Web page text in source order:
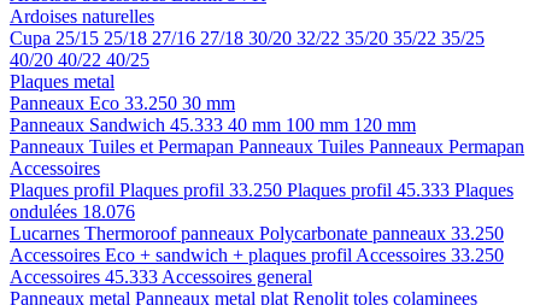
Ardoises naturelles
Cupa 25/15 25/18 27/16 27/18 30/20 32/22 35/20 35/22 35/25
40/20 40/22 40/25
Plaques metal
Panneaux Eco 33.250 30 mm
Panneaux Sandwich 45.333 40 mm 100 mm 120 mm
Panneaux Tuiles et Permapan Panneaux Tuiles Panneaux Permapan
Accessoires
Plaques profil Plaques profil 33.250 Plaques profil 45.333 Plaques
ondulées 18.076
Lucarnes Thermoroof panneaux Polycarbonate panneaux 33.250
Accessoires Eco + sandwich + plaques profil Accessoires 33.250
Accessoires 45.333 Accessoires general
Panneaux metal Panneaux metal plat Renolit toles colaminees